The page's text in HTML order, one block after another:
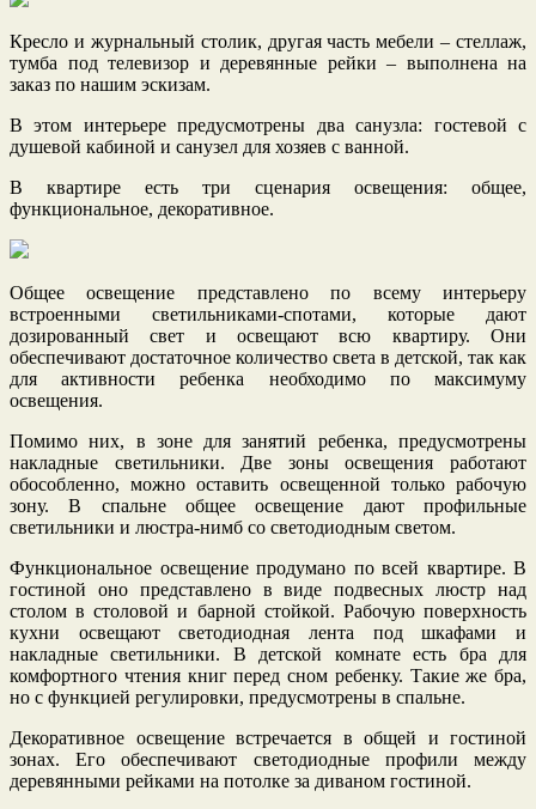
Кресло и журнальный столик, другая часть мебели – стеллаж,
тумба под телевизор и деревянные рейки – выполнена на
заказ по нашим эскизам.
В этом интерьере предусмотрены два санузла: гостевой с
душевой кабиной и санузел для хозяев с ванной.
В квартире есть три сценария освещения: общее,
функциональное, декоративное.
Общее освещение представлено по всему интерьеру
встроенными светильниками-спотами, которые дают
дозированный свет и освещают всю квартиру. Они
обеспечивают достаточное количество света в детской, так как
для активности ребенка необходимо по максимуму
освещения.
Помимо них, в зоне для занятий ребенка, предусмотрены
накладные светильники. Две зоны освещения работают
обособленно, можно оставить освещенной только рабочую
зону. В спальне общее освещение дают профильные
светильники и люстра-нимб со светодиодным светом.
Функциональное освещение продумано по всей квартире. В
гостиной оно представлено в виде подвесных люстр над
столом в столовой и барной стойкой. Рабочую поверхность
кухни освещают светодиодная лента под шкафами и
накладные светильники. В детской комнате есть бра для
комфортного чтения книг перед сном ребенку. Такие же бра,
но с функцией регулировки, предусмотрены в спальне.
Декоративное освещение встречается в общей и гостиной
зонах. Его обеспечивают светодиодные профили между
деревянными рейками на потолке за диваном гостиной.